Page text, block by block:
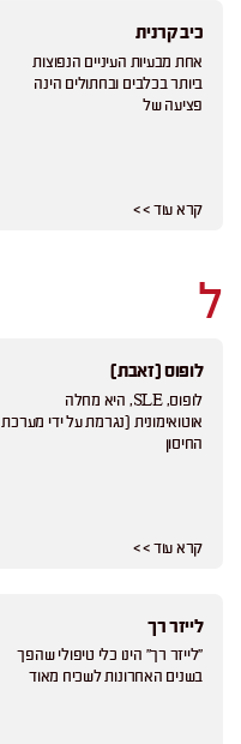
כיב קרנית
אחת מבעיות העיניים הנפוצות
ביותר בכלבים ובחתולים הינה
פציעה של
קרא עוד > >
ל
לופוס (זאבת)
לופוס, SLE, היא מחלה
אוטואימונית (נגרמת על ידי מערכת
החיסון
קרא עוד > >
לייזר רך
"לייזר רך" הינו כלי טיפולי שהפך
בשנים האחרונות לשכיח מאוד